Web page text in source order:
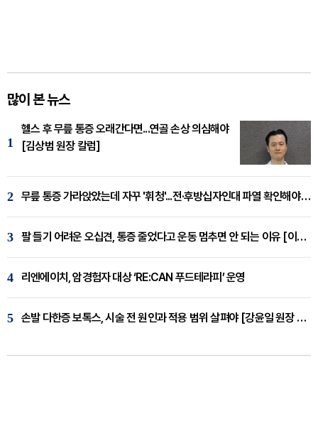
많이 본 뉴스
1
헬스 후 무릎 통증 오래간다면...연골 손상 의심해야
[김상범 원장 칼럼]
2 무릎 통증 가라앉았는데 자꾸 '휘청'...전·후방십자인대 파열 확인해야 [곽우경 원장 칼럼]
3 팔 들기 어려운 오십견, 통증 줄었다고 운동 멈추면 안 되는 이유 [이병욱 원장 칼럼]
4 리엔에이치, 암경험자 대상 ‘RE:CAN 푸드테라피’ 운영
5 손발 다한증 보톡스, 시술 전 원인과 적용 범위 살펴야 [강윤일 원장 칼럼]